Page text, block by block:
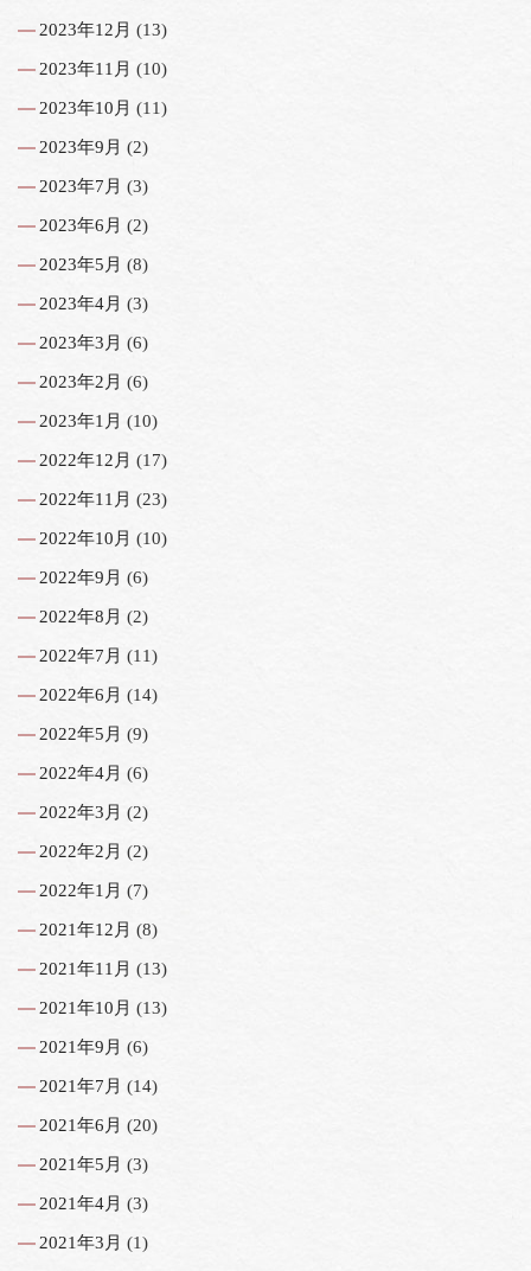
2023年12月 (13)
2023年11月 (10)
2023年10月 (11)
2023年9月 (2)
2023年7月 (3)
2023年6月 (2)
2023年5月 (8)
2023年4月 (3)
2023年3月 (6)
2023年2月 (6)
2023年1月 (10)
2022年12月 (17)
2022年11月 (23)
2022年10月 (10)
2022年9月 (6)
2022年8月 (2)
2022年7月 (11)
2022年6月 (14)
2022年5月 (9)
2022年4月 (6)
2022年3月 (2)
2022年2月 (2)
2022年1月 (7)
2021年12月 (8)
2021年11月 (13)
2021年10月 (13)
2021年9月 (6)
2021年7月 (14)
2021年6月 (20)
2021年5月 (3)
2021年4月 (3)
2021年3月 (1)